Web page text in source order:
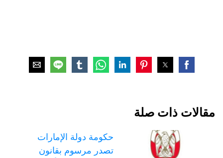
مقالات ذات صلة
حكومة دولة الإمارات
تصدر مرسوم بقانون